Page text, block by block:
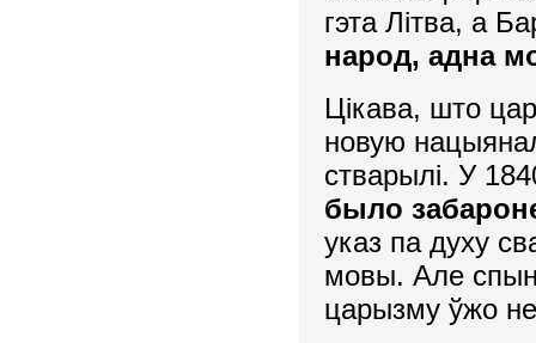
гэта Літва, а
народ, адна
Цікава, што
новую
стварылі. У
было
указ па духу
мовы. Але
царызму ўжо